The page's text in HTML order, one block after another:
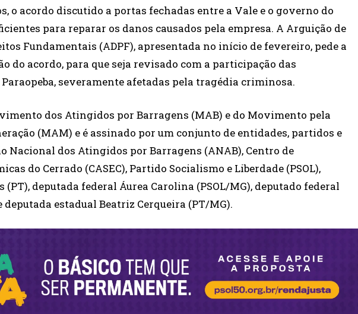
o acordo discutido a portas fechadas entre a Vale e o governo do
para reparar os danos causados pela empresa. A Arguição de
Fundamentais (ADPF), apresentada no início de fevereiro, pede a
do acordo, para que seja revisado com a participação das
severamente afetadas pela tragédia criminosa.
dos Atingidos por Barragens (MAB) e do Movimento pela
(MAM) e é assinado por um conjunto de entidades, partidos e
Nacional dos Atingidos por Barragens (ANAB), Centro de
do Cerrado (CASEC), Partido Socialismo e Liberdade (PSOL),
deputada federal Áurea Carolina (PSOL/MG), deputado federal
deputada estadual Beatriz Cerqueira (PT/MG).